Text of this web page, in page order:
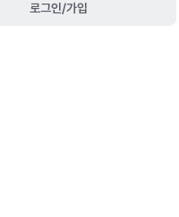
로그인/가입